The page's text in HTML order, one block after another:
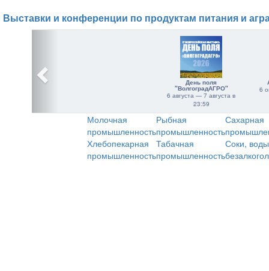
Выставки и конференции по продуктам питания и
День поля
"ВолгоградАГРО"
6 августа — 7 августа в
23:59
6
Молочная
промышленность
Рыбная
промышленность
Сахарная
Хлебопекарная
промышленность
Табачная
промышленность
Соки,